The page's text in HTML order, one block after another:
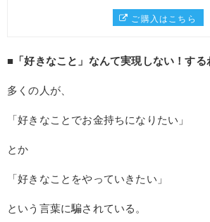
ご購入はこちら
■「好きなこと」なんて実現しない！する
多くの人が、
「好きなことでお金持ちになりたい」
とか
「好きなことをやっていきたい」
という言葉に騙されている。